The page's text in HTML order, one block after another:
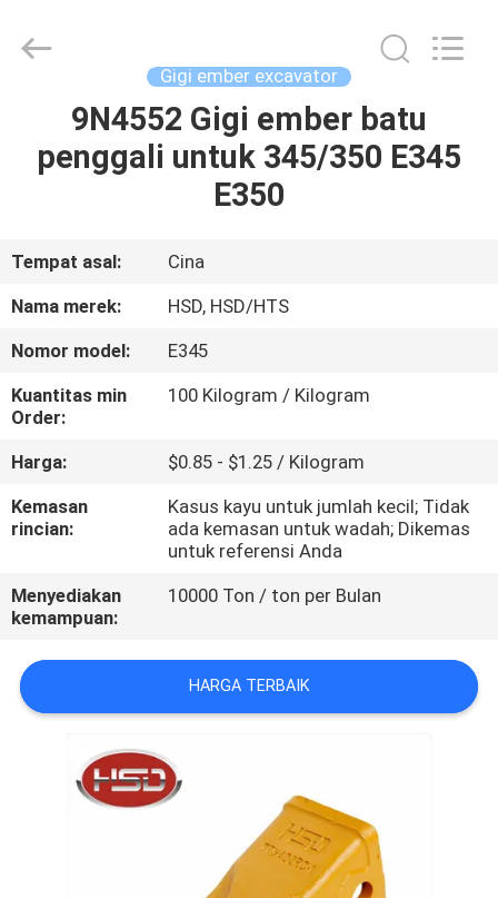
RUMAH
TENTANG
KAMI
TUR
PABRIK
KONTROL
KUALITAS
HUBUNGI
KAMI
PERMINTAAN
SITEMAP
Spare
Parts
Gigi ember excavator
9N4552 Gigi ember batu
penggali untuk 345/350 E345
E350
Tempat asal:
Cina
Nama merek:
HSD, HSD/HTS
Nomor model:
E345
Kuantitas min
Order:
100 Kilogram / Kilogram
Harga:
$0.85 - $1.25 / Kilogram
Kemasan
rincian:
Kasus kayu untuk jumlah kecil; Tidak
ada kemasan untuk wadah; Dikemas
untuk referensi Anda
Menyediakan
kemampuan:
10000 Ton / ton per Bulan
HARGA TERBAIK